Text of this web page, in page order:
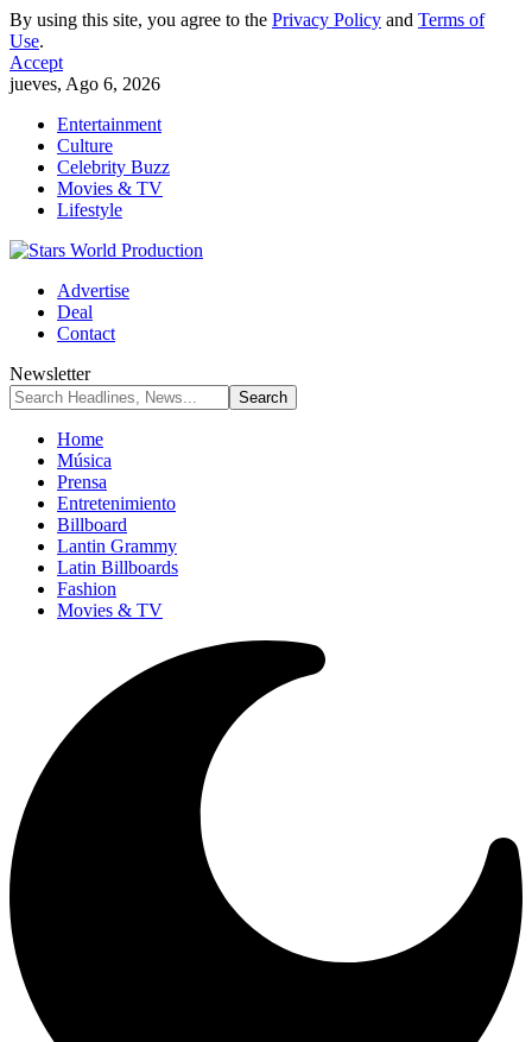
By using this site, you agree to the Privacy Policy and Terms of
Use.
Accept
jueves, Ago 6, 2026
Entertainment
Culture
Celebrity Buzz
Movies & TV
Lifestyle
Advertise
Deal
Contact
Newsletter
Home
Música
Prensa
Entretenimiento
Billboard
Lantin Grammy
Latin Billboards
Fashion
Movies & TV